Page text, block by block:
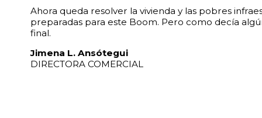
Ahora queda resolver la vivienda y las pobres
preparadas para este Boom. Pero como decía
final.
Jimena L. Ansótegui
DIRECTORA COMERCIAL